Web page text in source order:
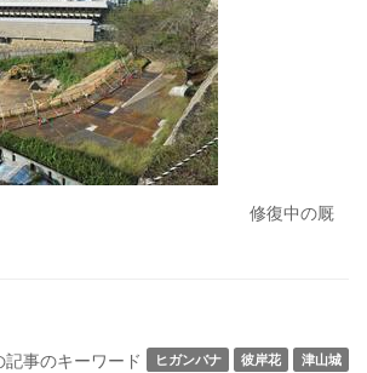
岸花 修復中の厩
記事のキーワード
ヒガンバナ 彼岸花
津山城